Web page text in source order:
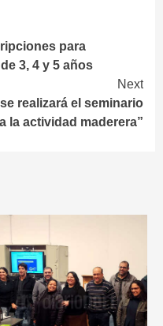
para
3, 4 y 5 años
Next
realizará el seminario
la actividad maderera”